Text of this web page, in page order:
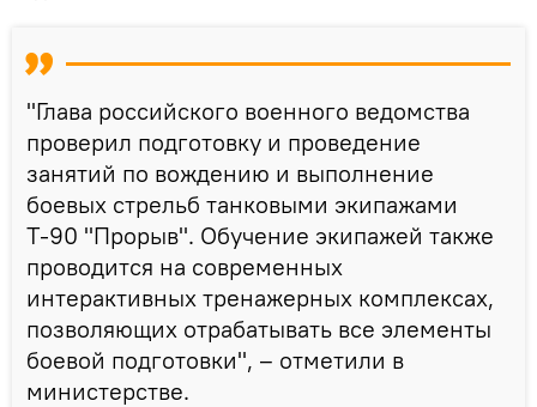
"Глава российского военного ведомства
проверил подготовку и проведение
занятий по вождению и выполнение
боевых стрельб танковыми экипажами
Т-90 "Прорыв". Обучение экипажей также
проводится на современных
интерактивных тренажерных комплексах,
позволяющих отрабатывать все элементы
боевой подготовки", – отметили в
министерстве.